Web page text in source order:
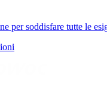
per soddisfare tutte le